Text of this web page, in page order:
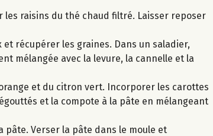
les raisins du thé chaud filtré. Laisser reposer
récupérer les graines. Dans un saladier,
mélangée avec la levure, la cannelle et la
et du citron vert. Incorporer les carottes
et la compote à la pâte en mélangeant
Verser la pâte dans le moule et